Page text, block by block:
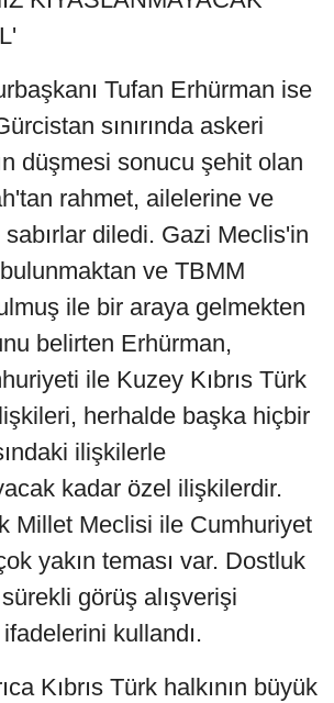
Tufan Erhürman ise
sınırında askeri
düşmesi sonucu şehit olan
rahmet, ailelerine ve
diledi. Gazi Meclis'in
bulunmaktan ve TBMM
ile bir araya gelmekten
belirten Erhürman,
ile Kuzey Kıbrıs Türk
herhalde başka hiçbir
ilişkilerle
kadar özel ilişkilerdir.
Millet Meclisi ile Cumhuriyet
yakın teması var. Dostluk
sürekli görüş alışverişi
kullandı.
Kıbrıs Türk halkının büyük